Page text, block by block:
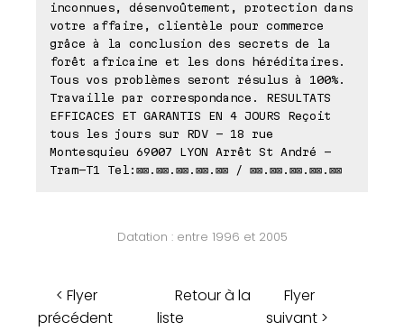
inconnues, désenvoûtement, protection dans
votre affaire, clientèle pour commerce
grâce à la conclusion des secrets de la
forêt africaine et les dons héréditaires.
Tous vos problèmes seront résulus à 100%.
Travaille par correspondance. RESULTATS
EFFICACES ET GARANTIS EN 4 JOURS Reçoit
tous les jours sur RDV - 18 rue
Montesquieu 69007 LYON Arrêt St André -
Tram-T1 Tel:⊠⊠.⊠⊠.⊠⊠.⊠⊠.⊠⊠ / ⊠⊠.⊠⊠.⊠⊠.⊠⊠.⊠⊠
Datation : entre 1996 et 2005
< Flyer
précédent
Retour à la
liste
Flyer
suivant >